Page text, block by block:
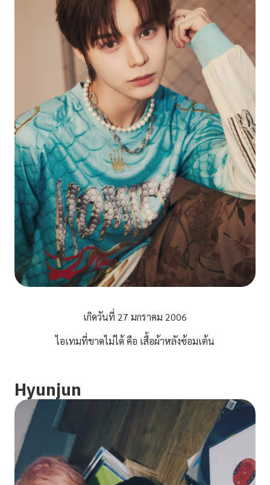
เกิดวันที่ 27 มกราคม 2006
ไอเทมที่ขาดไม่ได้ คือ เสื้อผ้าหลังซ้อมเต้น
Hyunjun